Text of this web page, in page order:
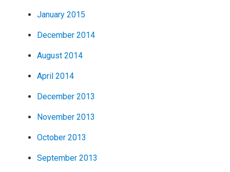
January 2015
December 2014
August 2014
April 2014
December 2013
November 2013
October 2013
September 2013